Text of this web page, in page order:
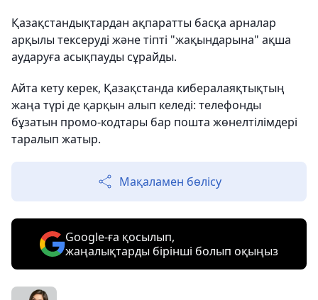
Қазақстандықтардан ақпаратты басқа арналар
арқылы тексеруді және тіпті "жақындарына" ақша
аударуға асықпауды сұрайды.
Айта кету керек, Қазақстанда кибералаяқтықтың
жаңа түрі де қарқын алып келеді: телефонды
бұзатын промо-кодтары бар пошта жөнелтілімдері
таралып жатыр.
Мақаламен бөлісу
Google-ға қосылып,
жаңалықтарды бірінші болып оқыңыз